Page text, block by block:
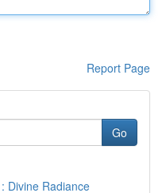
Report Page
Go
Divine Radiance